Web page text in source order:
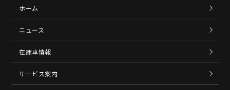
ホーム
ニュース
在庫車情報
サービス案内